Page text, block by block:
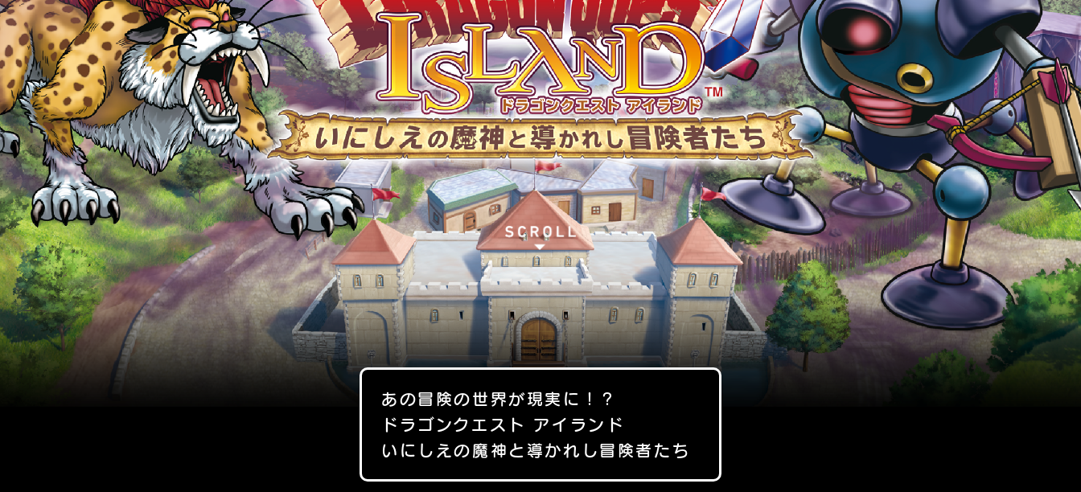
あの冒険の世界が現実に！？
ドラゴンクエスト アイランド
いにしえの魔神と導かれし冒険者たち